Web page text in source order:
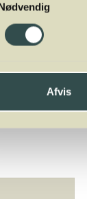
Afvis
Druesorter